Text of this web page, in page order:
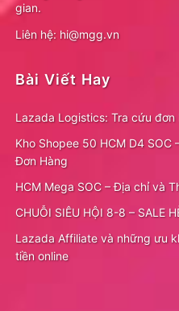
gian.
Liên hệ: hi@mgg.vn
Bài Viết Hay
Lazada Logistics: Tra cứu
Kho Shopee 50 HCM D4 SOC
Đơn Hàng
HCM Mega SOC – Địa chỉ và
CHUỖI SIÊU HỘI 8-8 – SALE
Lazada Affiliate và những ưu
tiền online